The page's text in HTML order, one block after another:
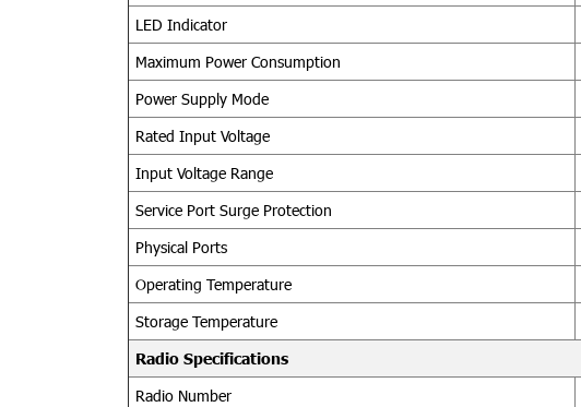
LED Indicator
Maximum Power Consumption
Power Supply Mode
Rated Input Voltage
Input Voltage Range
Service Port Surge Protection
Physical Ports
Operating Temperature
Storage Temperature
Radio Specifications
Radio Number